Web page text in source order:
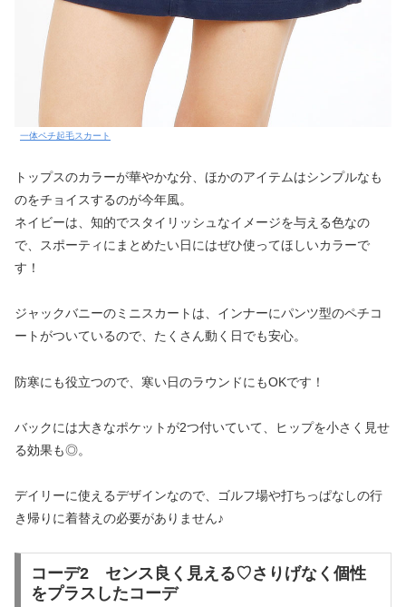
一体ペチ起毛スカート
トップスのカラーが華やかな分、ほかのアイテムはシンプルなも
のをチョイスするのが今年風。
ネイビーは、知的でスタイリッシュなイメージを与える色なの
で、スポーティにまとめたい日にはぜひ使ってほしいカラーで
す！
ジャックバニーのミニスカートは、インナーにパンツ型のペチコ
ートがついているので、たくさん動く日でも安心。
防寒にも役立つので、寒い日のラウンドにもOKです！
バックには大きなポケットが2つ付いていて、ヒップを小さく見せ
る効果も◎。
デイリーに使えるデザインなので、ゴルフ場や打ちっぱなしの行
き帰りに着替えの必要がありません♪
コーデ2 センス良く見える♡さりげなく個性
をプラスしたコーデ